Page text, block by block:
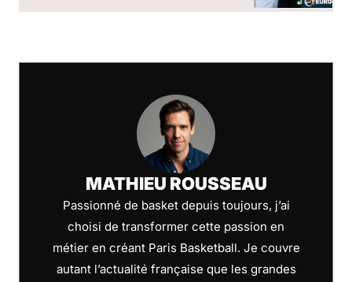
MATHIEU ROUSSEAU
Passionné de basket depuis toujours, j’ai
choisi de transformer cette passion en
métier en créant Paris Basketball. Je couvre
autant l’actualité française que les grandes